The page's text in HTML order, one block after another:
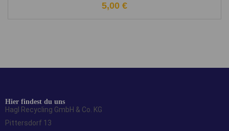
5,00 €
Hier findest du uns
Hagl Recycling GmbH & Co. KG
Pittersdorf 13